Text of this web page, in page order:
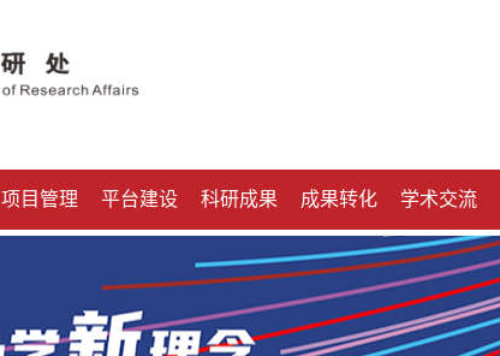
项目管理 平台建设 科研成果 成果转化 学术交流